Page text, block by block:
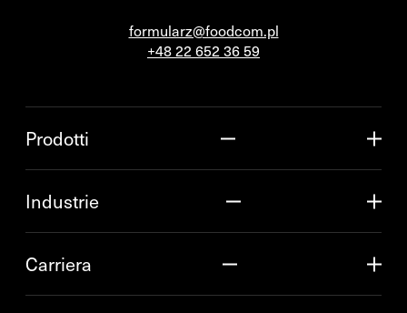
formularz@foodcom.pl
+48 22 652 36 59
Prodotti
Industrie
Carriera